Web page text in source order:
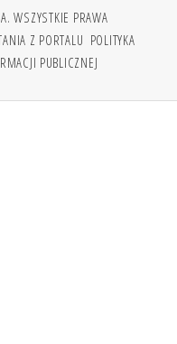
WSZYSTKIE PRAWA
Z PORTALU POLITYKA
PUBLICZNEJ